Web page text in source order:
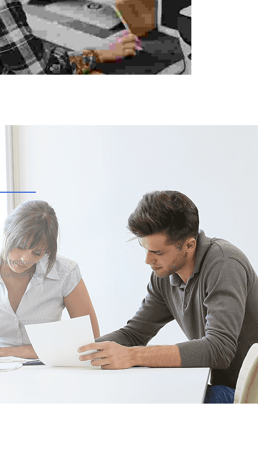
tempus,
ultricies